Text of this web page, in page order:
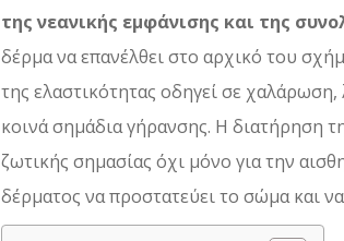
της νεανικής εμφάνισης και της
δέρμα να επανέλθει στο αρχικό του
της ελαστικότητας οδηγεί σε χαλάρωση,
κοινά σημάδια γήρανσης. Η διατήρηση
ζωτικής σημασίας όχι μόνο για την
δέρματος να προστατεύει το σώμα και